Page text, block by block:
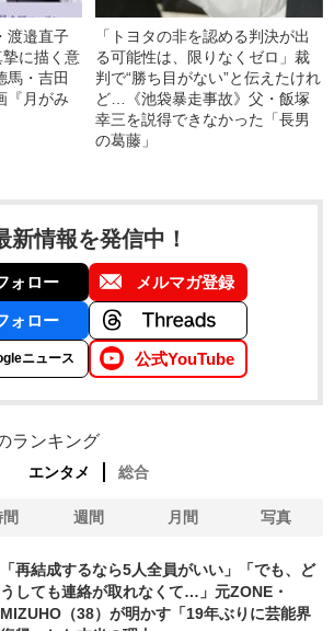
渡邉直子
摯に描く意
馬・吉田
『月がみ
「トヨタの非を認める判決が出
る可能性は、限りなくゼロ」裁
判で“勝ち目がない”と伝えたけれ
ど…《池袋暴走事故》父・飯塚
幸三を説得できなかった「長男
の葛藤」
新情報を発信中！
ォロー メルマガ登録
ォロー
ニュース 公式YouTube
ランキング
エンタメ 総合
週間 月間 写真
「再結成するなら5人全員がいい」「でも、ど
うしても連絡が取れなくて…」元ZONE・
MIZUHO（38）が明かす「19年ぶりに芸能界